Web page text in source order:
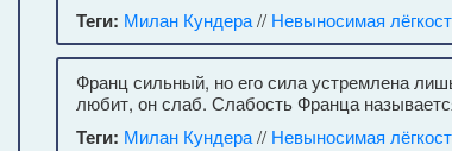
Теги: Милан Кундера// Невыносимая
Франц сильный, но его сила устремлена
любит, он слаб. Слабость Франца
Теги: Милан Кундера// Невыносимая